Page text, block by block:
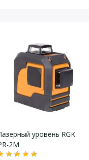
уровень RGK
2M